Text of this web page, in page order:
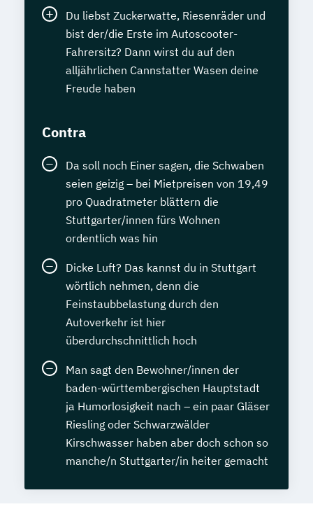
Du liebst Zuckerwatte, Riesenräder und
bist der/die Erste im Autoscooter-
Fahrersitz? Dann wirst du auf den
alljährlichen Cannstatter Wasen deine
Freude haben
Contra
Da soll noch Einer sagen, die Schwaben
seien geizig – bei Mietpreisen von 19,49
pro Quadratmeter blättern die
Stuttgarter/innen fürs Wohnen
ordentlich was hin
Dicke Luft? Das kannst du in Stuttgart
wörtlich nehmen, denn die
Feinstaubbelastung durch den
Autoverkehr ist hier
überdurchschnittlich hoch
Man sagt den Bewohner/innen der
baden-württembergischen Hauptstadt
ja Humorlosigkeit nach – ein paar Gläser
Riesling oder Schwarzwälder
Kirschwasser haben aber doch schon so
manche/n Stuttgarter/in heiter gemacht